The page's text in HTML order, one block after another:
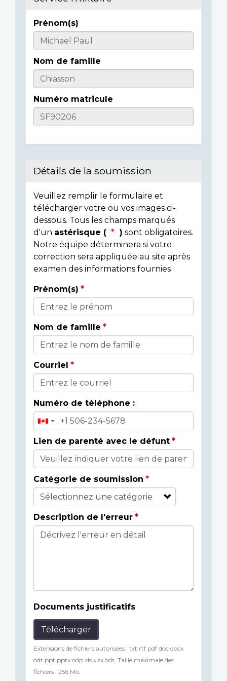
Casualty
Details
Prénom(s)
Nom de famille
Numéro matricule
Détails de la soumission
Veuillez remplir le formulaire et
télécharger votre ou vos images ci-
dessous. Tous les champs marqués
d'un astérisque ( ) sont obligatoires.
Notre équipe déterminera si votre
correction sera appliquée au site après
examen des informations fournies
Donor
Details
Prénom(s)
Nom de famille
Courriel
Numéro de téléphone :
Lien de parenté avec le défunt
Catégorie de soumission
Description de l'erreur
Documents justificatifs
Télécharger
Extensions de fichiers autorisées : txt rtf pdf doc docx
odt ppt pptx odp xls xlsx ods. Taille maximale des
fichiers : 256 Mo.